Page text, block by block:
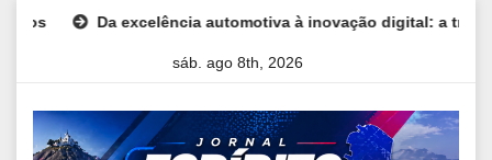
à inovação digital: a trajetória internacional da empresária
sáb. ago 8th, 2026